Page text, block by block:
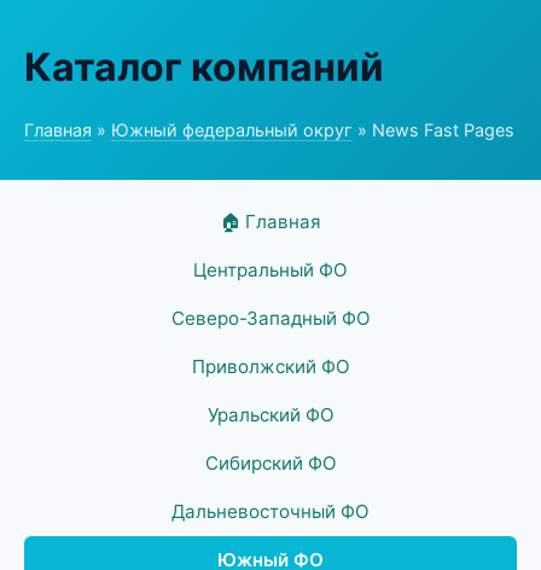
Каталог компаний
Главная » Южный федеральный округ » News Fast Pages
🏠 Главная
Центральный ФО
Северо-Западный ФО
Приволжский ФО
Уральский ФО
Сибирский ФО
Дальневосточный ФО
Южный ФО